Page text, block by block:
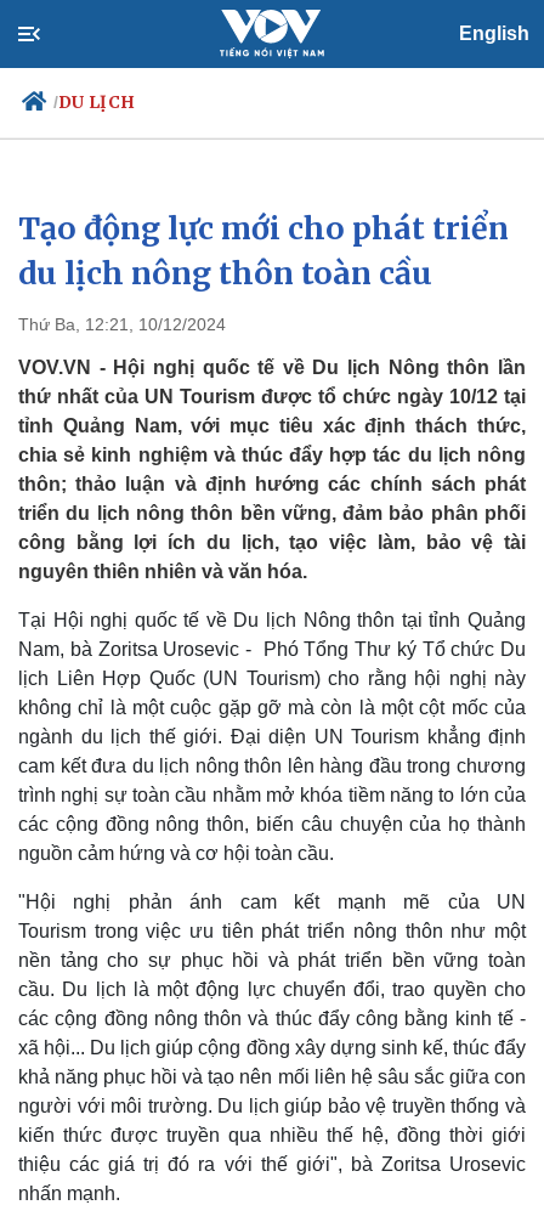
English
/DU LỊCH
Chính trị
Đảng
Tổ chức nhân sự
Nhận diện sự thật
Xã hội
Tin 24h
Dự báo thời tiết
Việc làm
Biển đảo
Tạo động lực mới cho phát triển
du lịch nông thôn toàn cầu
Thứ Ba, 12:21, 10/12/2024
VOV.VN - Hội nghị quốc tế về Du lịch Nông thôn lần
thứ nhất của UN Tourism được tổ chức ngày 10/12 tại
tỉnh Quảng Nam, với mục tiêu xác định thách thức,
chia sẻ kinh nghiệm và thúc đẩy hợp tác du lịch nông
thôn; thảo luận và định hướng các chính sách phát
triển du lịch nông thôn bền vững, đảm bảo phân phối
công bằng lợi ích du lịch, tạo việc làm, bảo vệ tài
nguyên thiên nhiên và văn hóa.
Tại Hội nghị quốc tế về Du lịch Nông thôn tại tỉnh Quảng
Nam, bà Zoritsa Urosevic - Phó Tổng Thư ký Tổ chức Du
lịch Liên Hợp Quốc (UN Tourism) cho rằng hội nghị này
không chỉ là một cuộc gặp gỡ mà còn là một cột mốc của
ngành du lịch thế giới. Đại diện UN Tourism khẳng định
cam kết đưa du lịch nông thôn lên hàng đầu trong chương
trình nghị sự toàn cầu nhằm mở khóa tiềm năng to lớn của
các cộng đồng nông thôn, biến câu chuyện của họ thành
nguồn cảm hứng và cơ hội toàn cầu.
"Hội nghị phản ánh cam kết mạnh mẽ của UN
Tourism trong việc ưu tiên phát triển nông thôn như một
nền tảng cho sự phục hồi và phát triển bền vững toàn
cầu. Du lịch là một động lực chuyển đổi, trao quyền cho
các cộng đồng nông thôn và thúc đẩy công bằng kinh tế -
xã hội... Du lịch giúp cộng đồng xây dựng sinh kế, thúc đẩy
khả năng phục hồi và tạo nên mối liên hệ sâu sắc giữa con
người với môi trường. Du lịch giúp bảo vệ truyền thống và
kiến ​​thức được truyền qua nhiều thế hệ, đồng thời giới
thiệu các giá trị đó ra với thế giới", bà Zoritsa Urosevic
nhấn mạnh.